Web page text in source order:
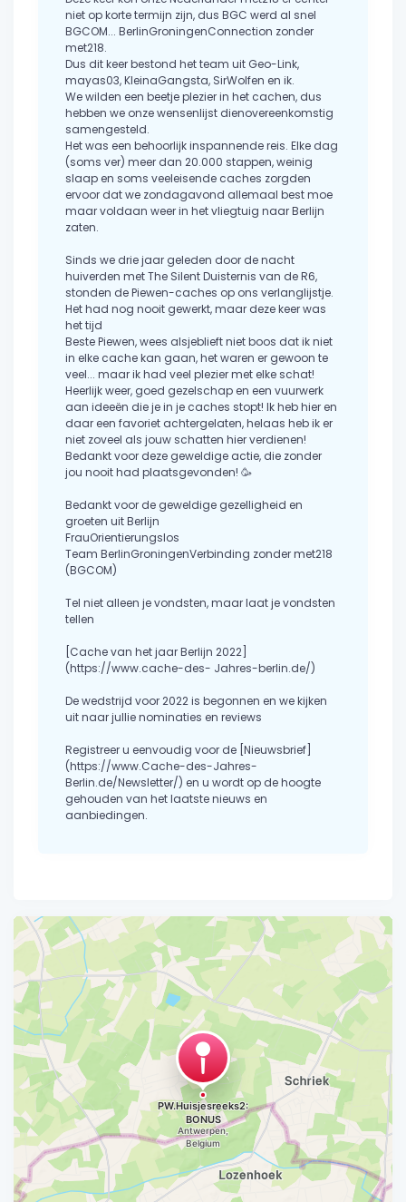
niet op korte termijn zijn, dus BGC werd al snel
BGCOM... BerlinGroningenConnection zonder
met218.
Dus dit keer bestond het team uit Geo-Link,
mayas03, KleinaGangsta, SirWolfen en ik.
We wilden een beetje plezier in het cachen, dus
hebben we onze wensenlijst dienovereenkomstig
samengesteld.
Het was een behoorlijk inspannende reis. Elke dag
(soms ver) meer dan 20.000 stappen, weinig
slaap en soms veeleisende caches zorgden
ervoor dat we zondagavond allemaal best moe
maar voldaan weer in het vliegtuig naar Berlijn
zaten.
Sinds we drie jaar geleden door de nacht
huiverden met The Silent Duisternis van de R6,
stonden de Piewen-caches op ons verlanglijstje.
Het had nog nooit gewerkt, maar deze keer was
het tijd
Beste Piewen, wees alsjeblieft niet boos dat ik niet
in elke cache kan gaan, het waren er gewoon te
veel... maar ik had veel plezier met elke schat!
Heerlijk weer, goed gezelschap en een vuurwerk
aan ideeën die je in je caches stopt! Ik heb hier en
daar een favoriet achtergelaten, helaas heb ik er
niet zoveel als jouw schatten hier verdienen!
Bedankt voor deze geweldige actie, die zonder
jou nooit had plaatsgevonden! 🥳
Bedankt voor de geweldige gezelligheid en
groeten uit Berlijn
FrauOrientierungslos
Team BerlinGroningenVerbinding zonder met218
(BGCOM)
Tel niet alleen je vondsten, maar laat je vondsten
tellen
[Cache van het jaar Berlijn 2022]
(https://www.cache-des- Jahres-berlin.de/)
De wedstrijd voor 2022 is begonnen en we kijken
uit naar jullie nominaties en reviews
Registreer u eenvoudig voor de [Nieuwsbrief]
(https://www.Cache-des-Jahres-
Berlin.de/Newsletter/) en u wordt op de hoogte
gehouden van het laatste nieuws en
aanbiedingen.